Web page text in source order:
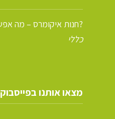
חנות איקומרס – מה אפשר לעשות בה?
כללי
מצאו אותנו בפייסבוק